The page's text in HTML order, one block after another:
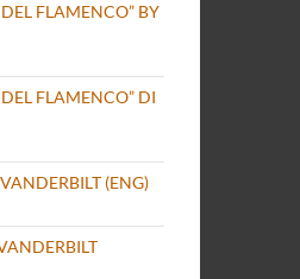
FLAMENCO” BY
FLAMENCO” DI
(ENG)